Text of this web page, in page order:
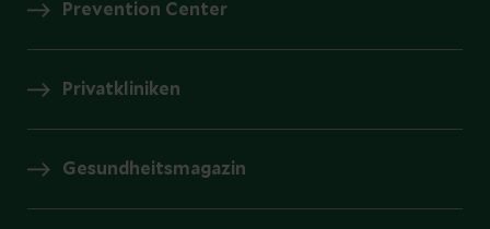
Prevention Center
Privatkliniken
Gesundheitsmagazin